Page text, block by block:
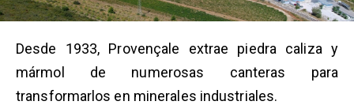
Desde 1933, Provençale extrae piedra caliza y
mármol de numerosas canteras para
transformarlos en minerales industriales.